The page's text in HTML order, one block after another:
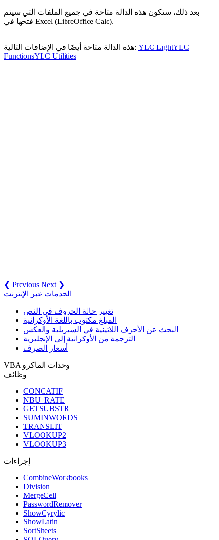
بعد ذلك، ستكون هذه الدالة متاحة في جميع الملفات التي سيتم
فتحها في Excel (LibreOffice Calc).
هذه الدالة متاحة أيضًا في الإضافات التالية: YLC LightYLC
FunctionsYLC Utilities
❮ Previous Next ❯
الخدمات عبر الإنترنت
تغيير حالة الحروف في النص
المبلغ مكتوب باللغة الأوكرانية
البحث عن الأحرف اللاتينية في السيريلية والعكس
الترجمة من الأوكرانية إلى الإنجليزية
أسعار الصرف
VBA وحدات الماكرو
وظائف
CONCATIF
NBU_RATE
GETSUBSTR
SUMINWORDS
TRANSLIT
VLOOKUP2
VLOOKUP3
إجراءات
CombineWorkbooks
Division
MergeCell
PasswordRemover
ShowCyrylic
ShowLatin
SortSheets